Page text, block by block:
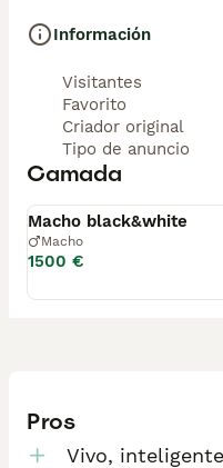
Información
Visitantes
Favorito
Criador original
Tipo de anuncio
Camada
Macho black&white
Macho
1500 €
Pros
Vivo,